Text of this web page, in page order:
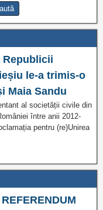
Republicii
le-a trimis-o
Maia Sandu
al societății civile din
între anii 2012-
pentru (re)Unirea